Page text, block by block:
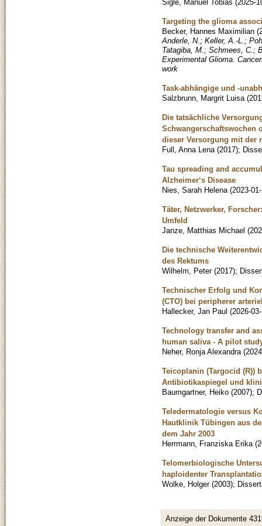
Sigle, Manuel Tobias (2025-
Targeting the glioma
Becker, Hannes Maximilian (
Anderle, N.; Keller, A.-L.;
Tatagiba, M.; Schmees, C.;
Experimental Glioma.
work
Task-abhängige und -
Salzbrunn, Margrit Luisa (
Die tatsächliche
Schwangerschaftswochen
dieser Versorgung mit der
Full, Anna Lena (2017);
Tau spreading and
Alzheimer‘s Disease
Nies, Sarah Helena (2023-
Täter, Netzwerker,
Umfeld
Janze, Matthias Michael (
Die technische
des Rektums
Wilhelm, Peter (2017);
Technischer Erfolg und
(CTO) bei peripherer
Hallecker, Jan Paul (2026-
Technology transfer and
human saliva - A pilot
Neher, Ronja Alexandra (
Teicoplanin (Targocid (R))
Antibiotikaspiegel und
Baumgartner, Heiko (2007);
Teledermatologie versus
Hautklinik Tübingen aus
dem Jahr 2003
Herrmann, Franziska Erika (
Telomerbiologische
haploidenter
Wolke, Holger (2003);
Anzeige der Dokumente